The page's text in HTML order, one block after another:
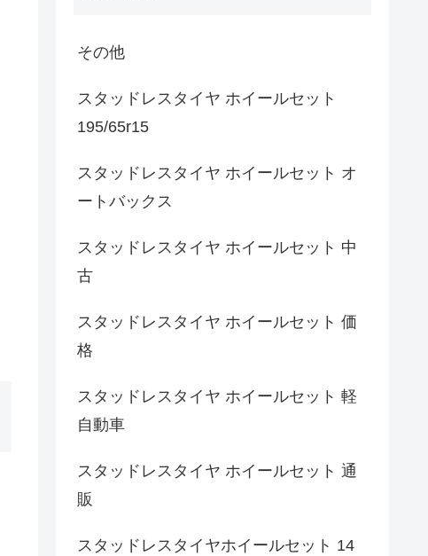
その他
スタッドレスタイヤ ホイールセット
195/65r15
スタッドレスタイヤ ホイールセット オ
ートバックス
スタッドレスタイヤ ホイールセット 中
古
スタッドレスタイヤ ホイールセット 価
格
スタッドレスタイヤ ホイールセット 軽
自動車
スタッドレスタイヤ ホイールセット 通
販
スタッドレスタイヤホイールセット 14